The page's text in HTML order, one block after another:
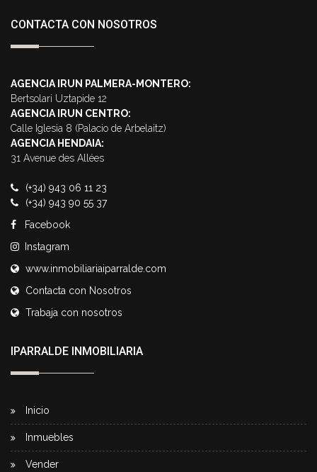
CONTACTA CON NOSOTROS
AGENCIA IRUN PALMERA-MONTERO:
Bertsolari Uztapide 12
AGENCIA IRUN CENTRO:
Calle Iglesia 8 (Palacio de Arbelaitz)
AGENCIA HENDAIA:
31 Avenue des Allées
(+34) 943 06 11 23
(+34) 943 90 55 37
Facebook
Instagram
www.inmobiliariaiparralde.com
Contacta con Nosotros
Trabaja con nosotros
IPARRALDE INMOBILIARIA
Inicio
Inmuebles
Vender